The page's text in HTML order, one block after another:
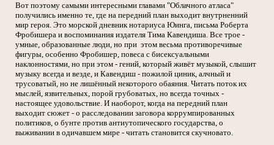
Вот поэтому самыми интересными главами "Облачного атласа"
получились именно те, где на передний план выходит внутрненний
мир героя. Это морской дневник нотариуса Юинга, письма Роберта
Фробишера и воспоминания издателя Тима Кавендиша. Все трое -
умные, образованные люди, но при этом весьма противоречивые
фигуры, особенно Фробишер, повеса с бисексуальными
наклонностями, но при этом - гений, который живёт музыкой, слышит
музыку всегда и везде, и Кавендиш - пожилой циник, алчный и
трусоватый, но не лишённый некоторого обаяния. Читать поток их
мыслей, язвительных, порой грубоватых, но всегда точных -
настоящее удовольствие. И наоборот, когда на передний план
выходит сюжет - о расследовании заговора коррумпированных
политиков, о бунте против антиутопического государства, о
выживании в одичавшем мире - читать становится скучновато.